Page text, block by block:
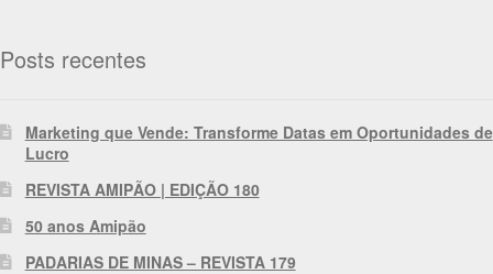
Posts recentes
Marketing que Vende: Transforme Datas em Oportunidades de
Lucro
REVISTA AMIPÃO | EDIÇÃO 180
50 anos Amipão
PADARIAS DE MINAS – REVISTA 179